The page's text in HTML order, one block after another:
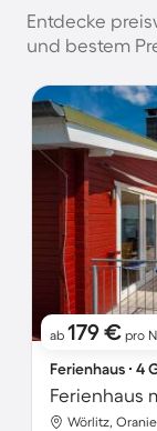
Entdecke
und bestem
ab 179 € pro
Ferienhaus ∙ 4
Ferienhaus
Wörlitz,